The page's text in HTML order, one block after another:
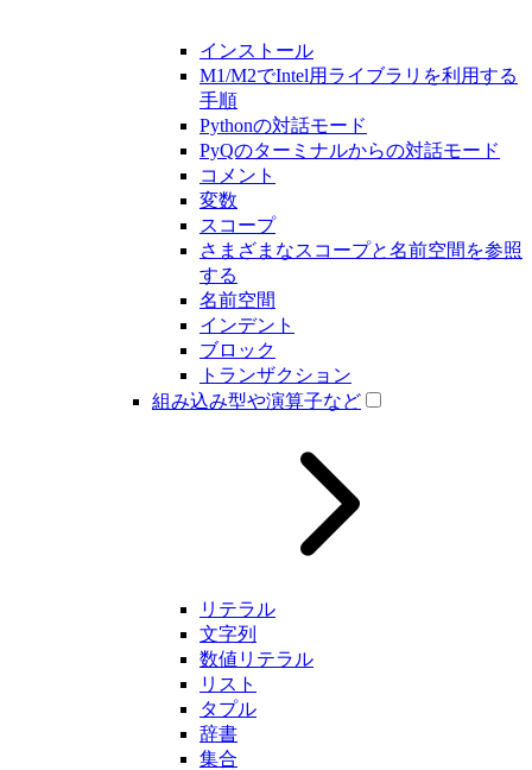
インストール
M1/M2でIntel用ライブラリを利用する
手順
Pythonの対話モード
PyQのターミナルからの対話モード
コメント
変数
スコープ
さまざまなスコープと名前空間を参照
する
名前空間
インデント
ブロック
トランザクション
組み込み型や演算子など
リテラル
文字列
数値リテラル
リスト
タプル
辞書
集合